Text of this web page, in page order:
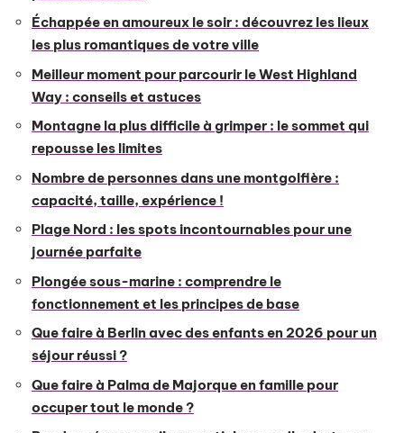
Échappée en amoureux le soir : découvrez les lieux
les plus romantiques de votre ville
Meilleur moment pour parcourir le West Highland
Way : conseils et astuces
Montagne la plus difficile à grimper : le sommet qui
repousse les limites
Nombre de personnes dans une montgolfière :
capacité, taille, expérience !
Plage Nord : les spots incontournables pour une
journée parfaite
Plongée sous-marine : comprendre le
fonctionnement et les principes de base
Que faire à Berlin avec des enfants en 2026 pour un
séjour réussi ?
Que faire à Palma de Majorque en famille pour
occuper tout le monde ?